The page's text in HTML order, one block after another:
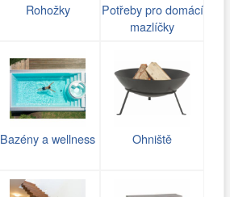
Rohožky
Potřeby pro domácí
mazlíčky
Bazény a wellness Ohniště